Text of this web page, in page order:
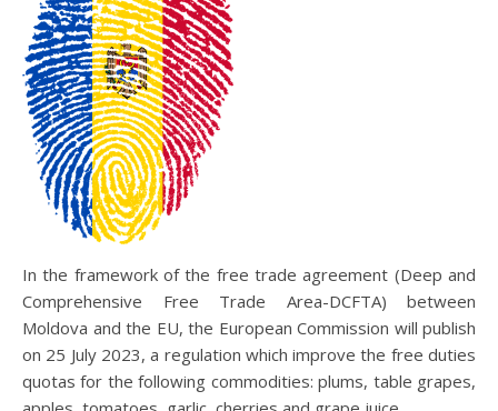
In the framework of the free trade agreement (Deep and
Comprehensive Free Trade Area-DCFTA) between
Moldova and the EU, the European Commission will publish
on 25 July 2023, a regulation which improve the free duties
quotas for the following commodities: plums, table grapes,